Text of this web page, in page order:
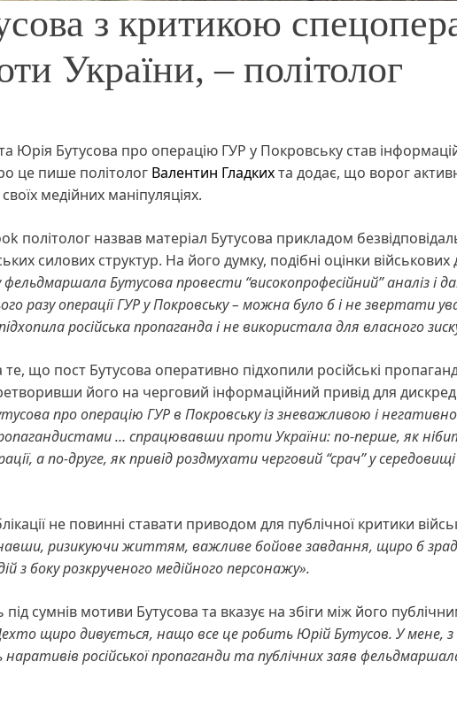
з критикою
України, – політолог
Юрія Бутусова про операцію ГУР у Покровську став
це пише політолог Валентин Гладкихта додає, що ворог
медійних маніпуляціях.
політолог назвав матеріал Бутусова прикладом
силових структур. На його думку, подібні оцінки
Бутусова провести “високопрофесійний” аналіз і
разу операції ГУР у Покровську – можна було б і не звертати
російська пропаганда і не використала для власного
те, що пост Бутусова оперативно підхопили російські
його на черговий інформаційний привід для
про операцію ГУР в Покровську із зневажливою і
… спрацювавши проти України: по-перше, як
а по-друге, як привід роздмухати черговий “срач” у середовищі
не повинні ставати приводом для публічної критики
ризикуючи життям, важливе бойове завдання, щиро б
з боку розкрученого медійного персонажу».
під сумнів мотиви Бутусова та вказує на збіги між його
щиро дивується, нащо все це робить Юрій Бутусов. У мене, з
наративів російської пропаганди та публічних заяв